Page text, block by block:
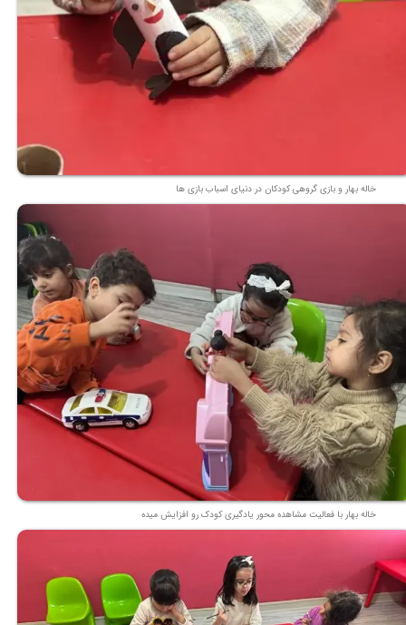
خاله بهار و بازی گروهی کودکان در دنیای اسباب بازی ها
خاله بهار با فعالیت مشاهده محور یادگیری کودک رو افزایش میده